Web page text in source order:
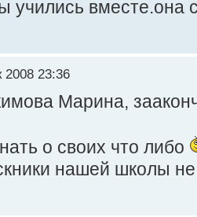
вместе.она
23:36
Марина,
о своих что либо
нашей школы не